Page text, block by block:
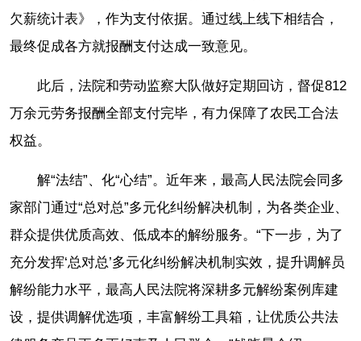
欠薪统计表》，作为支付依据。通过线上线下相结合，
最终促成各方就报酬支付达成一致意见。
此后，法院和劳动监察大队做好定期回访，督促812
万余元劳务报酬全部支付完毕，有力保障了农民工合法
权益。
解“法结”、化“心结”。近年来，最高人民法院会同多
家部门通过“总对总”多元化纠纷解决机制，为各类企业、
群众提供优质高效、低成本的解纷服务。“下一步，为了
充分发挥‘总对总’多元化纠纷解决机制实效，提升调解员
解纷能力水平，最高人民法院将深耕多元解纷案例库建
设，提供调解优选项，丰富解纷工具箱，让优质公共法